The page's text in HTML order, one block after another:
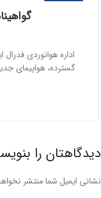
گواهینامه
دیدگاهتان را
نشانی ایمیل شما منتشر